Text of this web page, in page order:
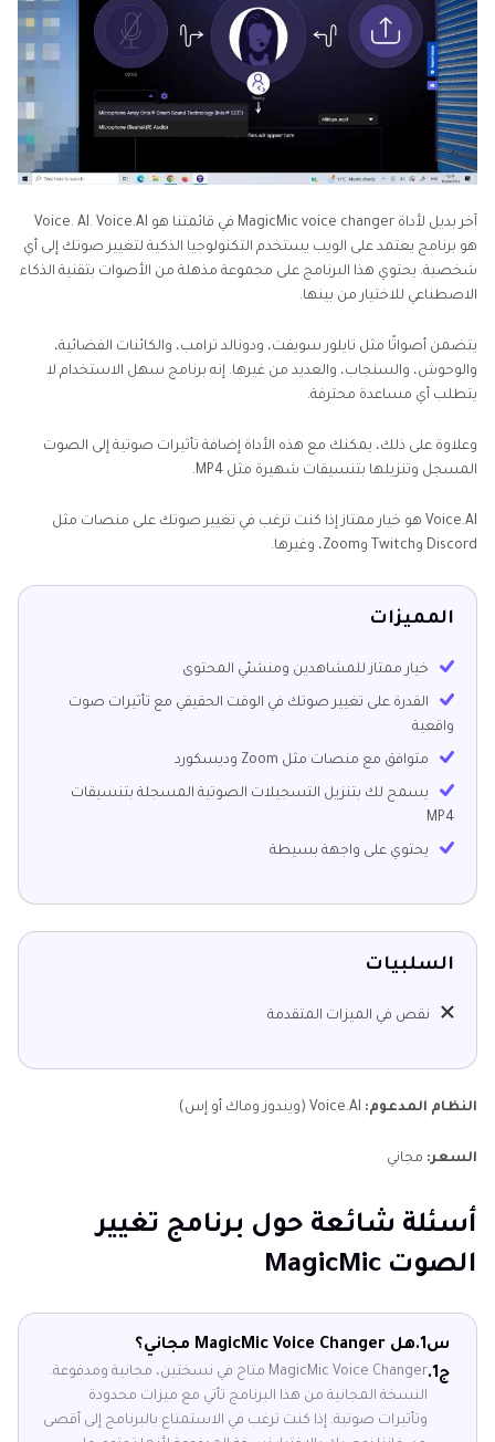
آخر بديل لأداة MagicMic voice changer في قائمتنا هو Voice. AI. Voice.AI
هو برنامج يعتمد على الويب يستخدم التكنولوجيا الذكية لتغيير صوتك إلى أي
شخصية. يحتوي هذا البرنامج على مجموعة مذهلة من الأصوات بتقنية الذكاء
الاصطناعي للاختيار من بينها.
يتضمن أصواتًا مثل تايلور سويفت، ودونالد ترامب، والكائنات الفضائية،
والوحوش، والسنجاب، والعديد من غيرها. إنه برنامج سهل الاستخدام لا
يتطلب أي مساعدة محترفة.
وعلاوة على ذلك، يمكنك مع هذه الأداة إضافة تأثيرات صوتية إلى الصوت
المسجل وتنزيلها بتنسيقات شهيرة مثل MP4.
Voice.AI هو خيار ممتاز إذا كنت ترغب في تغيير صوتك على منصات مثل
Discord وTwitch وZoom، وغيرها.
المميزات
خيار ممتاز للمشاهدين ومنشئي المحتوى
القدرة على تغيير صوتك في الوقت الحقيقي مع تأثيرات صوت
واقعية
متوافق مع منصات مثل Zoom وديسكورد
يسمح لك بتنزيل التسجيلات الصوتية المسجلة بتنسيقات
MP4
يحتوي على واجهة بسيطة
السلبيات
نقص في الميزات المتقدمة
النظام المدعوم: Voice.AI (ويندوز وماك أو إس)
السعر: مجاني
أسئلة شائعة حول برنامج تغيير
الصوت MagicMic
س1.
هل MagicMic Voice Changer مجاني؟
ج1.
MagicMic Voice Changer متاح في نسختين، مجانية ومدفوعة.
النسخة المجانية من هذا البرنامج تأتي مع ميزات محدودة
وتأثيرات صوتية. إذا كنت ترغب في الاستمتاع بالبرنامج إلى أقصى